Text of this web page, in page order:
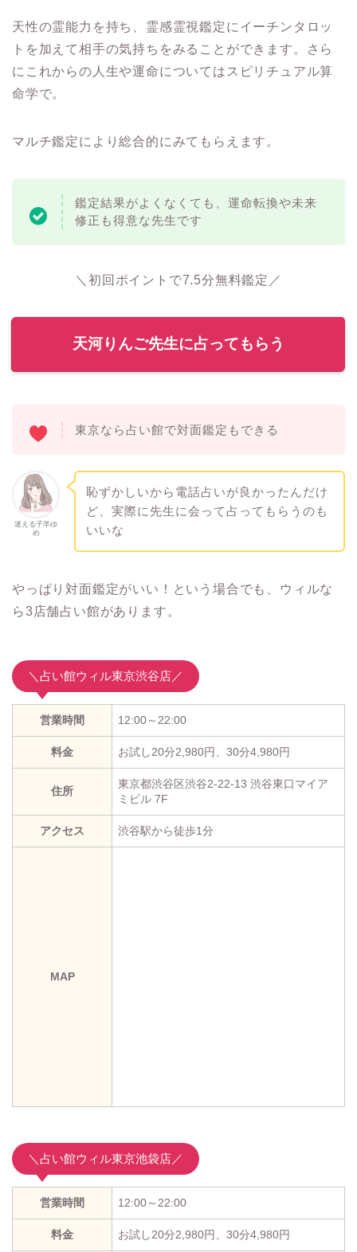
天性の霊能力を持ち、霊感霊視鑑定にイーチンタロッ
トを加えて相手の気持ちをみることができます。さら
にこれからの人生や運命についてはスピリチュアル算
命学で。
マルチ鑑定により総合的にみてもらえます。
鑑定結果がよくなくても、運命転換や未来
修正も得意な先生です
＼初回ポイントで7.5分無料鑑定／
天河りんご先生に占ってもらう
東京なら占い館で対面鑑定もできる
迷える子羊ゆ
め
恥ずかしいから電話占いが良かったんだけ
ど、実際に先生に会って占ってもらうのも
いいな
やっぱり対面鑑定がいい！という場合でも、ウィルな
ら3店舗占い館があります。
＼占い館ウィル東京渋谷店／
営業時間 12:00～22:00
料金 お試し20分2,980円、30分4,980円
住所
東京都渋谷区渋谷2-22-13 渋谷東口マイア
ミビル 7F
アクセス 渋谷駅から徒歩1分
MAP
＼占い館ウィル東京池袋店／
営業時間 12:00～22:00
料金 お試し20分2,980円、30分4,980円